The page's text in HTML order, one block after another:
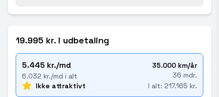
19.995 kr. i udbetaling
5.445 kr./md
6.032 kr./md i alt
35.000 km/år
36 mdr.
Ikke attraktivt
I alt: 217.165 kr.